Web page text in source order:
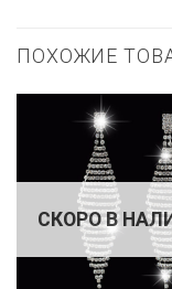
ПОХОЖИЕ
СКОРО В